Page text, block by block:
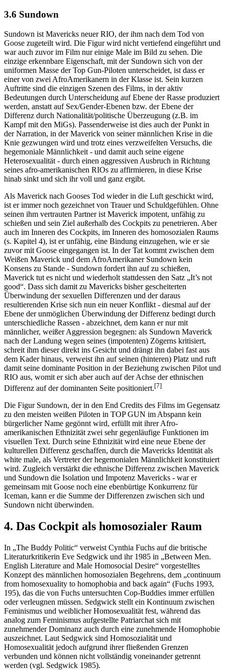
3.6 Sundown
Sundown ist Mavericks neuer RIO, der ihm nach dem Tod von
Goose zugeteilt wird. Die Figur wird nicht vertiefend eingeführt und
war auch zuvor im Film nur einige Male im Bild zu sehen. Die
einzige erkennbare Eigenschaft, mit der Sundown sich von der
uniformen Masse der Top Gun-Piloten unterscheidet, ist dass er
einer von zwei Afro­Amerikanern in der Klasse ist. Sein kurzen
Auftritte sind die einzigen Szenen des Films, in der aktiv
Bedeutungen durch Unterscheidung auf Ebene der Rasse produziert
werden, anstatt auf Sex/Gender-Ebenen bzw. der Ebene der
Differenz durch Nationalität/politische Überzeugung (z.B. im
Kampf mit den MiGs). Passenderweise ist dies auch der Punkt in
der Narration, in der Maverick von seiner männlichen Krise in die
Knie gezwungen wird und trotz eines verzweifelten Versuchs, die
hegemoniale Männlichkeit - und damit auch seine eigene
Heterosexualität - durch einen aggressiven Ausbruch in Richtung
seines afro-amerikanischen RIOs zu affirmieren, in diese Krise
hinab sinkt und sich ihr voll und ganz ergibt.
Als Maverick nach Gooses Tod wieder in die Luft geschickt wird,
ist er immer noch gezeichnet von Trauer und Schuldgefühlen. Ohne
seinen ihm vertrauten Partner ist Maverick impotent, unfähig zu
schießen und sein Ziel außerhalb des Cockpits zu penetrieren. Aber
auch im Inneren des Cockpits, im Inneren des homosozialen Raums
(s. Kapitel 4), ist er unfähig, eine Bindung einzugehen, wie er sie
zuvor mit Goose eingegangen ist. In der Tat kommt zwischen dem
Weißen Maverick und dem Afro­Amerikaner Sundown kein
Konsens zu Stande - Sundown fordert ihn auf zu schießen,
Maverick tut es nicht und wiederholt stattdessen den Satz „It’s not
good“. Dass sich damit zu Mavericks bisher gescheiterten
Überwindung der sexuellen Differenzen und der daraus
resultierenden Krise sich nun ein neuer Konflikt - diesmal auf der
Ebene der unmöglichen Überwindung der Differenz bedingt durch
unterschiedliche Rassen - abzeichnet, dem kann er nur mit
männlicher, weißer Aggression begegnen: als Sundown Maverick
nach der Landung wegen seines (impotenten) Zögerns kritisiert,
schreit ihm dieser direkt ins Gesicht und drängt ihn dabei fast aus
dem Kader hinaus, verweist ihn auf seinen (hinteren) Platz und ruft
damit seine dominante Position in der Beziehung zwischen Pilot und
RIO aus, womit er sich aber auch auf der Achse der ethnischen
Differenz auf der dominanten Seite positioniert.[7]
Die Figur Sundown, der in den End Credits des Films im Gegensatz
zu den meisten weißen Piloten in TOP GUN im Abspann kein
bürgerlicher Name gegönnt wird, erfüllt mit ihrer Afro-
amerikanischen Ethnizität zwei sehr gegenläufige Funktionen im
visuellen Text. Durch seine Ethnizität wird eine neue Ebene der
kulturellen Differenz geschaffen, durch die Mavericks Identität als
white male, als Vertreter der hegemonialen Männlichkeit konstituiert
wird. Zugleich verstärkt die ethnische Differenz zwischen Maverick
und Sundown die Isolation und Impotenz Mavericks - war er
gemeinsam mit Goose noch eine ebenbürtige Konkurrenz für
Iceman, kann er die Summe der Differenzen zwischen sich und
Sundown nicht überwinden.
4. Das Cockpit als homosozialer Raum
In „The Buddy Politic“ verweist Cynthia Fuchs auf die britische
Literaturkritikerin Eve Sedgwick und ihr 1985 in „Between Men.
English Literature and Male Homosocial Desire“ vorgestelltes
Konzept des männlichen homosozialen Begehrens, dem „continuum
from homosexuality to homophobia and back again“ (Fuchs 1993,
195), das die von Fuchs untersuchten Cop-Buddies immer erfüllen
oder verleugnen müssen. Sedgwick stellt ein Kontinuum zwischen
Feminismus und weiblicher Homosexualität fest, während das
analog zum Feminismus aufgestellte Patriarchat sich mit
zunehmender Dominanz auch durch eine zunehmende Homophobie
auszeichnet. Laut Sedgwick sind Homosozialität und
Homosexualität jedoch aufgrund ihrer fließenden Grenzen
verbunden und können nicht vollständig voneinander getrennt
werden (vgl. Sedgwick 1985).